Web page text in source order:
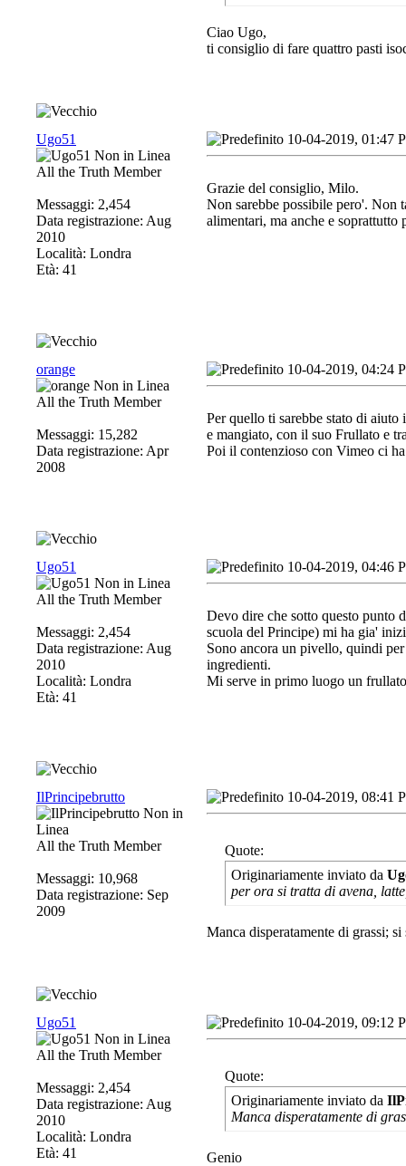
Ciao Ugo,
ti consiglio di fare quattro pasti
Ugo51
All the Truth Member
Messaggi: 2,454
Data registrazione: Aug
2010
Località: Londra
Età: 41
10-04-2019, 01:47
Grazie del consiglio, Milo.
Non sarebbe possibile pero'. Non
alimentari, ma anche e
orange
All the Truth Member
Messaggi: 15,282
Data registrazione: Apr
2008
10-04-2019, 04:24
Per quello ti sarebbe stato di
e mangiato, con il suo Frullato e
Poi il contenzioso con Vimeo ci
Ugo51
All the Truth Member
Messaggi: 2,454
Data registrazione: Aug
2010
Località: Londra
Età: 41
10-04-2019, 04:46
Devo dire che sotto questo punto
scuola del Principe) mi ha gia'
Sono ancora un pivello, quindi
ingredienti.
Mi serve in primo luogo un
IlPrincipebrutto
All the Truth Member
Messaggi: 10,968
Data registrazione: Sep
2009
10-04-2019, 08:41
Quote:
Originariamente inviato da
per ora si tratta di avena,
Manca disperatamente di grassi;
Ugo51
All the Truth Member
Messaggi: 2,454
Data registrazione: Aug
2010
Località: Londra
Età: 41
10-04-2019, 09:12
Quote:
Originariamente inviato da
Manca disperatamente di
Genio